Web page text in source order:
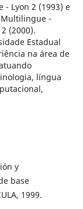
- Lyon 2 (1993) e
-
(2000).
Estadual
na área de
língua
y
base
1999.